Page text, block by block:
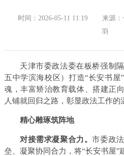
时间：2026-05-11 11:19 来源
羽
天津市委政法委在板桥强制
五中学滨海校区）打造“长安书屋
魂，丰富矫治教育载体、搭建正
人铺就回归之路，彰显政法工作的
精心雕琢筑阵地
对接需求凝聚合力。市委政
垒、凝聚协同合力，将“长安书屋”